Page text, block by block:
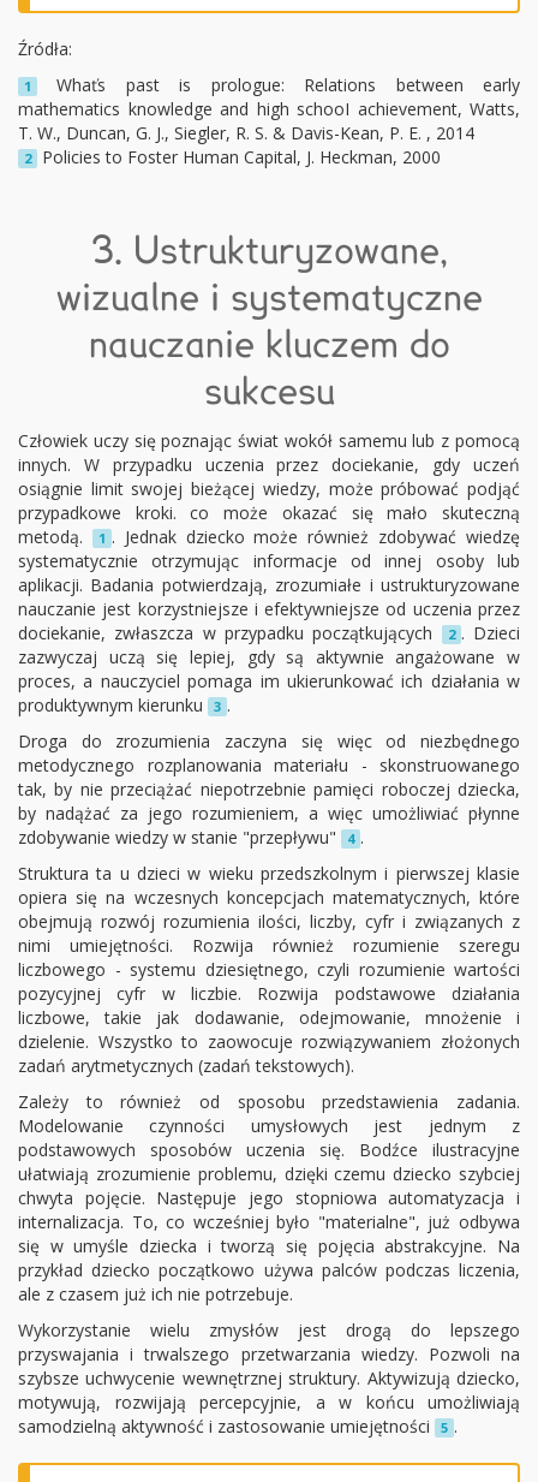
Źródła:
1
Whaťs past is prologue: Relations between early
mathematics knowledge and high schooI achievement, Watts,
T. W., Duncan, G. J., Siegler, R. S. & Davis-Kean, P. E. , 2014
2 Policies to Foster Human Capital, J. Heckman, 2000
3. Ustrukturyzowane,
wizualne i systematyczne
nauczanie kluczem do
sukcesu
Człowiek uczy się poznając świat wokół samemu lub z pomocą
innych. W przypadku uczenia przez dociekanie, gdy uczeń
osiągnie limit swojej bieżącej wiedzy, może próbować podjąć
przypadkowe kroki. co może okazać się mało skuteczną
metodą.
1 . Jednak dziecko może również zdobywać wiedzę
systematycznie otrzymując informacje od innej osoby lub
aplikacji. Badania potwierdzają, zrozumiałe i ustrukturyzowane
nauczanie jest korzystniejsze i efektywniejsze od uczenia przez
dociekanie, zwłaszcza w przypadku początkujących
2 . Dzieci
zazwyczaj uczą się lepiej, gdy są aktywnie angażowane w
proces, a nauczyciel pomaga im ukierunkować ich działania w
produktywnym kierunku
3 .
Droga do zrozumienia zaczyna się więc od niezbędnego
metodycznego rozplanowania materiału - skonstruowanego
tak, by nie przeciążać niepotrzebnie pamięci roboczej dziecka,
by nadążać za jego rozumieniem, a więc umożliwiać płynne
zdobywanie wiedzy w stanie "przepływu"
4 .
Struktura ta u dzieci w wieku przedszkolnym i pierwszej klasie
opiera się na wczesnych koncepcjach matematycznych, które
obejmują rozwój rozumienia ilości, liczby, cyfr i związanych z
nimi umiejętności. Rozwija również rozumienie szeregu
liczbowego - systemu dziesiętnego, czyli rozumienie wartości
pozycyjnej cyfr w liczbie. Rozwija podstawowe działania
liczbowe, takie jak dodawanie, odejmowanie, mnożenie i
dzielenie. Wszystko to zaowocuje rozwiązywaniem złożonych
zadań arytmetycznych (zadań tekstowych).
Zależy to również od sposobu przedstawienia zadania.
Modelowanie czynności umysłowych jest jednym z
podstawowych sposobów uczenia się. Bodźce ilustracyjne
ułatwiają zrozumienie problemu, dzięki czemu dziecko szybciej
chwyta pojęcie. Następuje jego stopniowa automatyzacja i
internalizacja. To, co wcześniej było "materialne", już odbywa
się w umyśle dziecka i tworzą się pojęcia abstrakcyjne. Na
przykład dziecko początkowo używa palców podczas liczenia,
ale z czasem już ich nie potrzebuje.
Wykorzystanie wielu zmysłów jest drogą do lepszego
przyswajania i trwalszego przetwarzania wiedzy. Pozwoli na
szybsze uchwycenie wewnętrznej struktury. Aktywizują dziecko,
motywują, rozwijają percepcyjnie, a w końcu umożliwiają
samodzielną aktywność i zastosowanie umiejętności
5 .